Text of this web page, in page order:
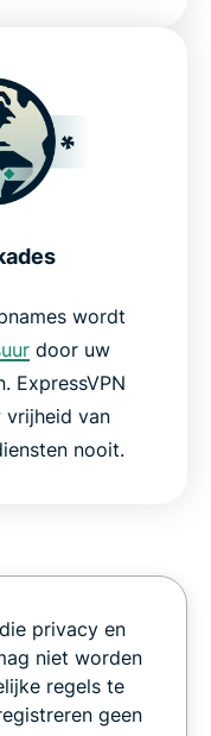
wordt
door uw
ExpressVPN
van
nooit.
privacy en
niet worden
regels te
geen